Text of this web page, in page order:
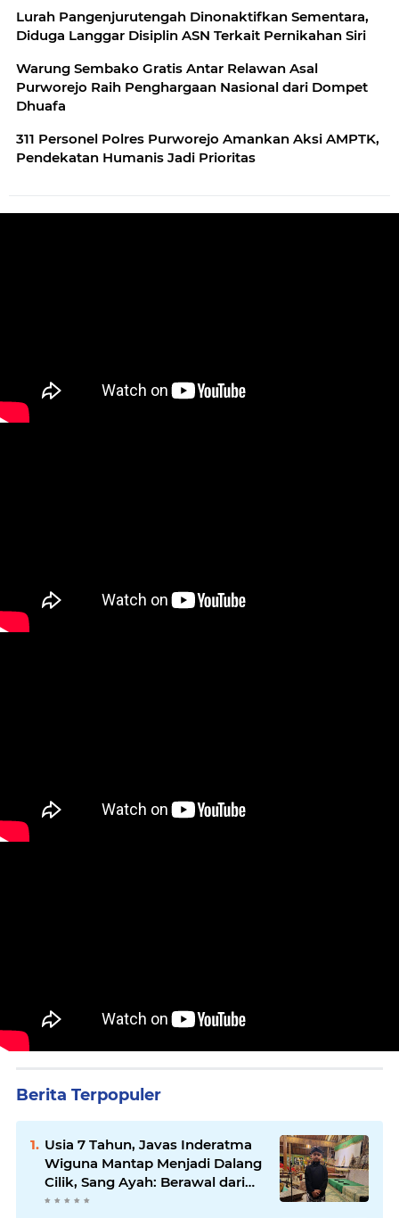
Lurah Pangenjurutengah Dinonaktifkan Sementara,
Diduga Langgar Disiplin ASN Terkait Pernikahan Siri
Warung Sembako Gratis Antar Relawan Asal
Purworejo Raih Penghargaan Nasional dari Dompet
Dhuafa
311 Personel Polres Purworejo Amankan Aksi AMPTK,
Pendekatan Humanis Jadi Prioritas
Berita Terpopuler
Usia 7 Tahun, Javas Inderatma
Wiguna Mantap Menjadi Dalang
Cilik, Sang Ayah: Berawal dari
Menonton Wayang di YouTube